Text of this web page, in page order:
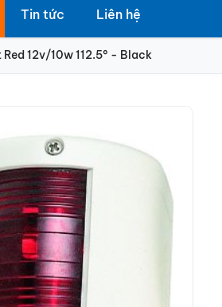
Tin tức Liên hệ
12v/10w 112.5° - Black